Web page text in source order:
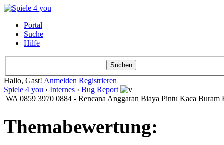
Portal
Suche
Hilfe
Hallo, Gast! Anmelden Registrieren
Spiele 4 you › Internes › Bug Report
WA 0859 3970 0884 - Rencana Anggaran Biaya Pintu Kaca
Themabewertung: